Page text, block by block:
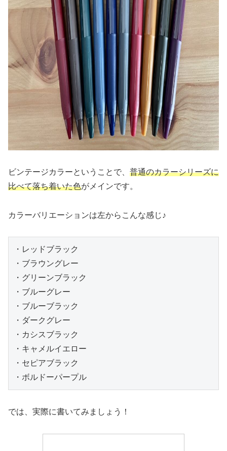
ビンテージカラーということで、 普通のカラーシリーズに
比べて落ち着いた色がメインです。
カラーバリエーションは左からこんな感じ♪
・レッドブラック
・ブラウングレー
・グリーンブラック
・ブルーグレー
・ブルーブラック
・ダークグレー
・カシスブラック
・キャメルイエロー
・セピアブラック
・ボルドーパープル
では、実際に書いてみましょう！